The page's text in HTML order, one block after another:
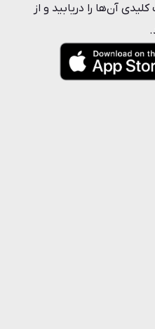
آن‌ها را دریابید و از